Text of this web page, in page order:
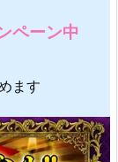
ペーン中
ます